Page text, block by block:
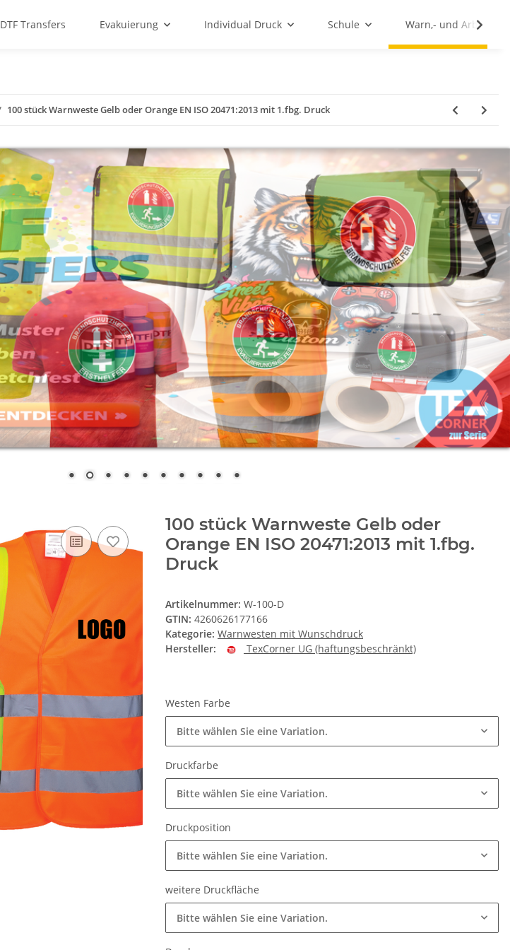
DTF Transfers Evakuierung Individual Druck Schule Warn,- und
100 stück Warnweste Gelb oder Orange EN ISO 20471:2013 mit 1.fbg. Druck
100 stück Warnweste Gelb oder
Orange EN ISO 20471:2013 mit 1.fbg.
Druck
Artikelnummer: W-100-D
GTIN: 4260626177166
Kategorie: Warnwesten mit Wunschdruck
Hersteller:
TexCorner UG (haftungsbeschränkt)
Westen Farbe
Bitte wählen Sie eine Variation.
Druckfarbe
Bitte wählen Sie eine Variation.
Druckposition
Bitte wählen Sie eine Variation.
weitere Druckfläche
Bitte wählen Sie eine Variation.